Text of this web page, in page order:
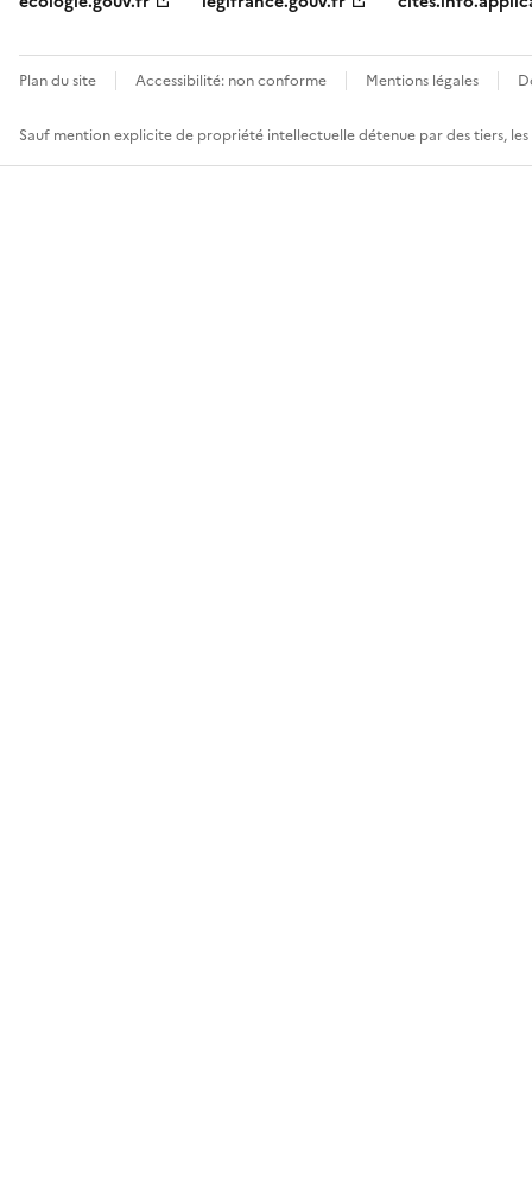
Plan du site Accessibilité: non conforme Mentions légales
Sauf mention explicite de propriété intellectuelle détenue par des tiers,